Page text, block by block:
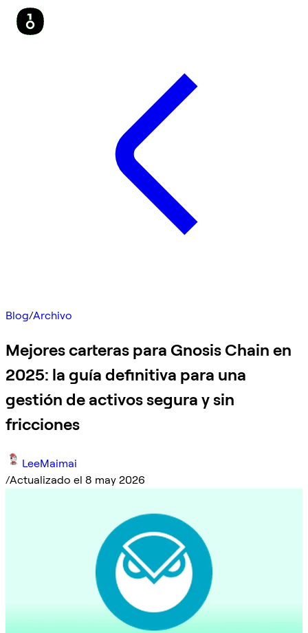
Blog/Archivo
Mejores carteras para Gnosis Chain en
2025: la guía definitiva para una
gestión de activos segura y sin
fricciones
LeeMaimai
/Actualizado el 8 may 2026